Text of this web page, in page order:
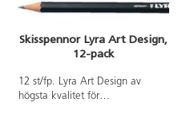
Skisspennor Lyra Art Design,
12-pack
12 st/fp. Lyra Art Design av
högsta kvalitet för